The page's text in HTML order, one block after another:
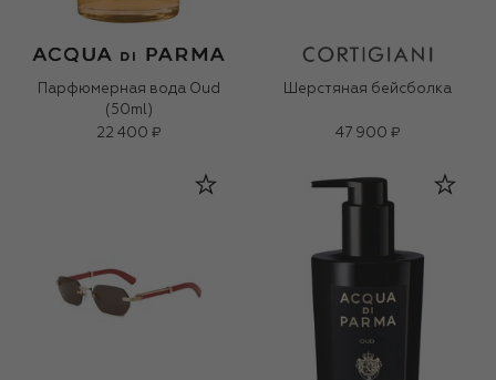
Парфюмерная вода Oud
(50ml)
22 400 ₽
Шерстяная бейсболка
47 900 ₽